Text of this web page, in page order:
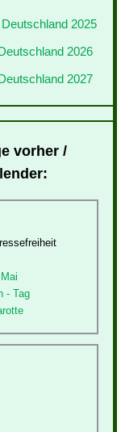
2025
2026
2027
vorher /
- Tag